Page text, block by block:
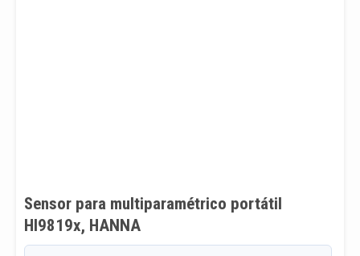
Sensor para multiparamétrico portátil
HI9819x, HANNA